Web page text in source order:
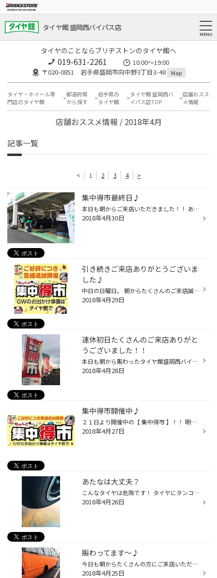
タイヤ館 盛岡西バイパス店
タイヤのことならブリヂストンのタイヤ館へ
019-631-2261
10:00～19:00
〒020-0851 岩手県盛岡市向中野3丁目3-48
Map
タイヤ・ホイール専
門店のタイヤ館
都道府県
から探す
岩手県の
タイヤ館
タイヤ館 盛岡西バ
イパス店TOP
店舗おスス
メ情報
店舗おススメ情報 / 2018年4月
記事一覧
< 1 2 3 4 >
集中得市最終日♪
本日も朝からご来店いただきました！！ ありがとうございます♪ 集中得市最終日となり、御成約いただいた方も多かったです☆ ご準備にお時間をいただく場合もありましたが・・・ しっかり作業させていただきますね♪ 今月もたくさんの方の笑顔に助けられました（＾＾） 本当にありがとうございました！...
2018年4月30日
引き続きご来店ありがとうございま
した♪
中日の日曜日。 朝からたくさんのご来店誠にありがとうございました！！ お時間をいただいたお客様にはご迷惑をお掛けしました。 集中得市ラスト２日間！！ やっぱり心配と新しいタイヤにされた方も多かったです☆ 明日までのセールです！！ 忘れずご来店ください（＾＾） ご来店お待ちしてます♪
2018年4月29日
連休初日たくさんのご来店ありがと
うございました！！
本日も朝から賑わったタイヤ館盛岡西バイパス店！！ 集中得市ラスト３日間です♪ タイヤの在庫に限りはありますが・・・ 本日も新しいタイヤにさせていただきましたよ（＾＾） 御注文ありがとうございました！！！ 本日も夜の部。 明日もスタッフみんなで頑張ります！！ ご家族揃って遊びにいらして...
2018年4月28日
集中得市開催中♪
２１日より開催中の【 集中得市 】！！ 明日から３連休の方も多いでしょうか？？ 桜はあっという間に満開を過ぎましたね～ さて、お出掛けされる前に・・・ 今一度愛車のチェック！！！お忘れなく！！！ タイヤは？ エンジンオイルの汚れは？ ワイパーは？ バッテリーは？？ 無料安全点検実施中！！...
2018年4月27日
あたなは大丈夫？
こんなタイヤは危険です！ タイヤにタンコブが！！！ これは危険です！！！ 悩まず、タイヤ館へお急ぎ下さい！ バタバタして… レジにおでこをぶつけ… 地味にタンコブがあるスタッフ蜂谷です。 明日も元気に営業します！ ご来店お待ちしてます♪
2018年4月26日
賑わってます～♪
今日も朝からたくさんの方にご来店いただきました！ 働くクルマも入庫してます～ スタッフ中田、しっかり組み込み作業させてただきましたよ！！ タイヤ交換作業依頼もいただいてます♪ ご自分で交換された方は、空気圧調整やマシ締めなど 優先してやらせていただきますのでご相談下さい！ 寒いですね...
2018年4月25日